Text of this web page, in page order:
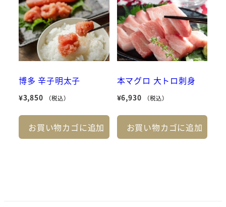
博多 辛子明太子
¥3,850 （税込）
お買い物カゴに追加
本マグロ 大トロ刺身
¥6,930 （税込）
お買い物カゴに追加